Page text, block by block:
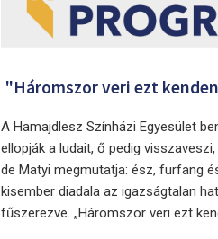
"Háromszor veri ezt
A Hamajdlesz Színházi Egyesület
ellopják a ludait, ő pedig
de Matyi megmutatja: ész, furfang
kisember diadala az igazságtalan
fűszerezve. „Háromszor veri ezt